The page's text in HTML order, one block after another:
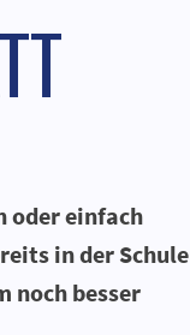
oder einfach
in der Schule
noch besser